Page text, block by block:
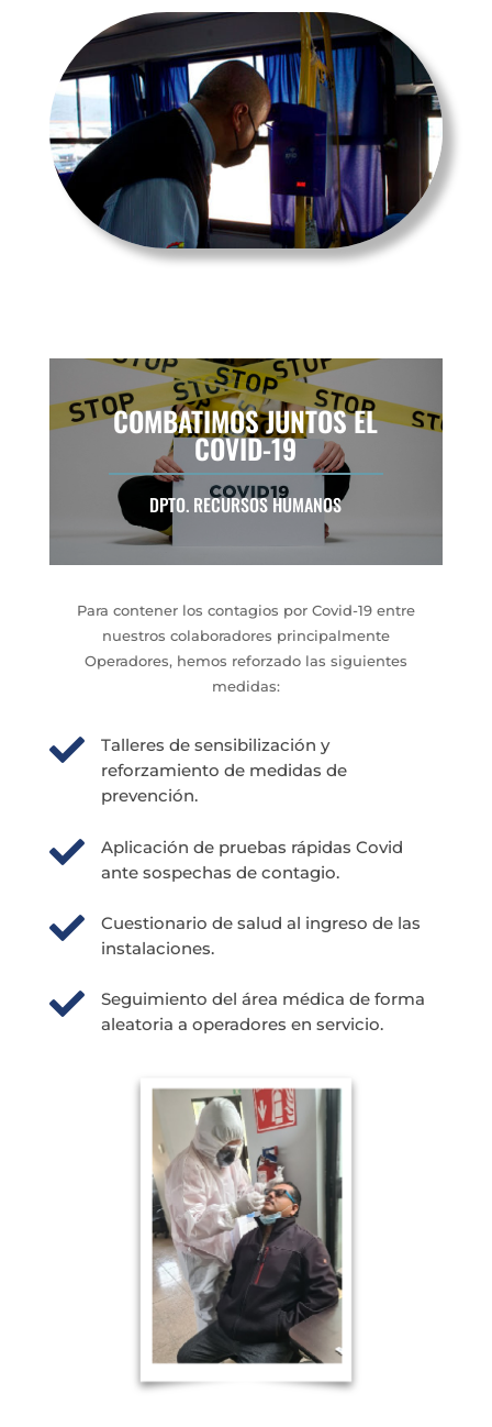
COMBATIMOS JUNTOS EL
COVID-19
DPTO. RECURSOS HUMANOS
Para contener los contagios por Covid-19 entre
nuestros colaboradores principalmente
Operadores, hemos reforzado las siguientes
medidas:

Talleres de sensibilización y
reforzamiento de medidas de
prevención.

Aplicación de pruebas rápidas Covid
ante sospechas de contagio.

Cuestionario de salud al ingreso de las
instalaciones.

Seguimiento del área médica de forma
aleatoria a operadores en servicio.